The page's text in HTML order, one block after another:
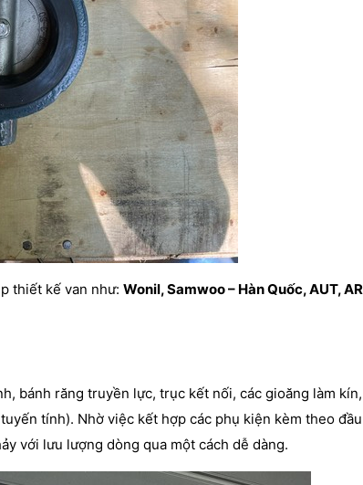
thiết kế van như: Wonil, Samwoo – Hàn Quốc, AUT,
bánh răng truyền lực, trục kết nối, các gioăng làm
tính). Nhờ việc kết hợp các phụ kiện kèm theo
với lưu lượng dòng qua một cách dễ dàng.